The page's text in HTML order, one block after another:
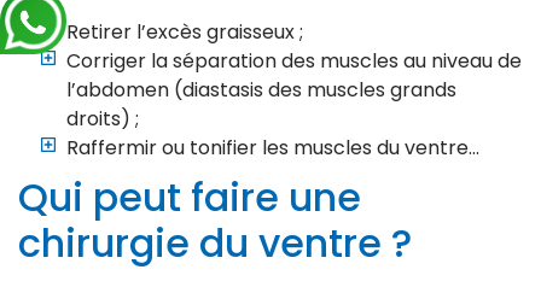
Retirer l’excès graisseux ;
Corriger la séparation des muscles au niveau de
l’abdomen (diastasis des muscles grands
droits) ;
Raffermir ou tonifier les muscles du ventre…
Qui peut faire une
chirurgie du ventre ?